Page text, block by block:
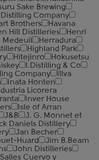
Sake Brewing
Company
Brothers
Havana
Hill Distilleries
Henri
Medeuil
Herradura
Highland Park
Hitejinro
Hokusetsu
I.Distilling & Co
Company
Illva
Inata Honten
Licorera
Inver House
Isle of Arran
J&B
J. G. Monnet et
Daniels Distillery
Jan Becher
Huard
Jim B.Beam
John Distilleries
Cuervo y